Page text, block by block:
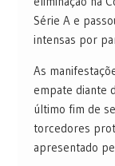
Série A e
intensas por
As
empate diante
último fim de
torcedores
apresentado